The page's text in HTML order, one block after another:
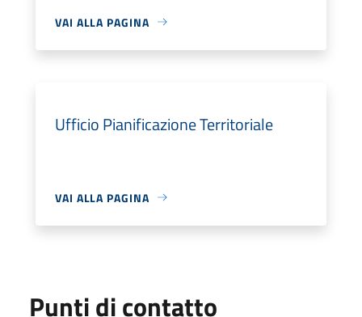
VAI ALLA PAGINA
Ufficio Pianificazione Territoriale
VAI ALLA PAGINA
Punti di contatto